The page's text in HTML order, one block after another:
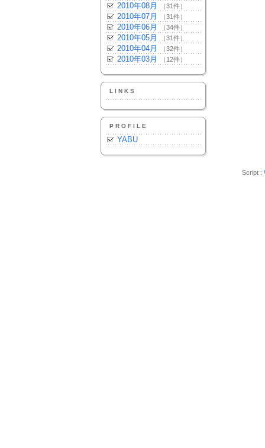
2010年08月 （31件）
2010年07月 （31件）
2010年06月 （34件）
2010年05月 （31件）
2010年04月 （32件）
2010年03月 （12件）
LINKS
PROFILE
YABU
Script :